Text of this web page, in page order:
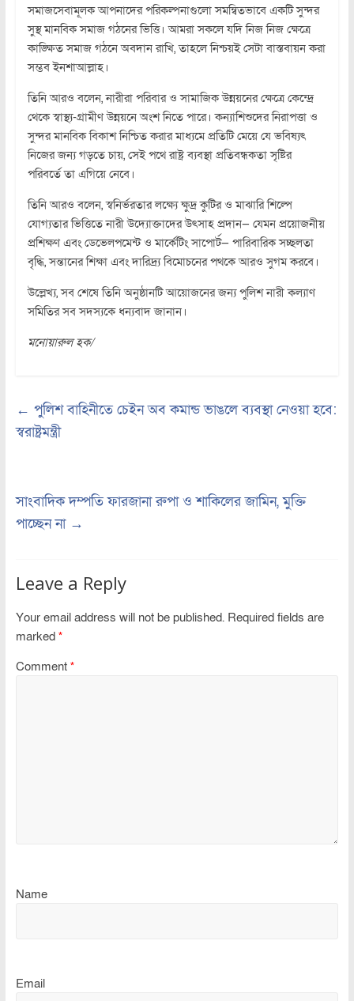
সমাজসেবামূলক আপনাদের পরিকল্পনাগুলো সমন্বিতভাবে একটি সুন্দর
সুস্থ মানবিক সমাজ গঠনের ভিত্তি। আমরা সকলে যদি নিজ নিজ ক্ষেত্রে
কাঙ্ক্ষিত সমাজ গঠনে অবদান রাখি, তাহলে নিশ্চয়ই সেটা বাস্তবায়ন করা
সম্ভব ইনশাআল্লাহ।
তিনি আরও বলেন, নারীরা পরিবার ও সামাজিক উন্নয়নের ক্ষেত্রে কেন্দ্রে
থেকে স্বাস্থ্য-গ্রামীণ উন্নয়নে অংশ নিতে পারে। কন্যাশিশুদের নিরাপত্তা ও
সুন্দর মানবিক বিকাশ নিশ্চিত করার মাধ্যমে প্রতিটি মেয়ে যে ভবিষ্যৎ
নিজের জন্য গড়তে চায়, সেই পথে রাষ্ট্র ব্যবস্থা প্রতিবন্ধকতা সৃষ্টির
পরিবর্তে তা এগিয়ে নেবে।
তিনি আরও বলেন, স্বনির্ভরতার লক্ষ্যে ক্ষুদ্র কুটির ও মাঝারি শিল্পে
যোগ্যতার ভিত্তিতে নারী উদ্যোক্তাদের উৎসাহ প্রদান— যেমন প্রয়োজনীয়
প্রশিক্ষণ এবং ডেভেলপমেন্ট ও মার্কেটিং সাপোর্ট— পারিবারিক সচ্ছলতা
বৃদ্ধি, সন্তানের শিক্ষা এবং দারিদ্র্য বিমোচনের পথকে আরও সুগম করবে।
উল্লেখ্য, সব শেষে তিনি অনুষ্ঠানটি আয়োজনের জন্য পুলিশ নারী কল্যাণ
সমিতির সব সদস্যকে ধন্যবাদ জানান।
মনোয়ারুল হক/
← পুলিশ বাহিনীতে চেইন অব কমান্ড ভাঙলে ব্যবস্থা নেওয়া হবে:
স্বরাষ্ট্রমন্ত্রী
সাংবাদিক দম্পতি ফারজানা রুপা ও শাকিলের জামিন, মুক্তি
পাচ্ছেন না →
Leave a Reply
Your email address will not be published. Required fields are
marked *
Comment *
Name
Email